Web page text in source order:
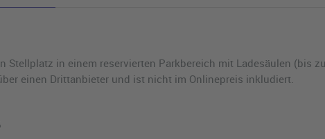
in einem reservierten Parkbereich mit Ladesäulen (bis
einen Drittanbieter und ist nicht im Onlinepreis inkludiert.